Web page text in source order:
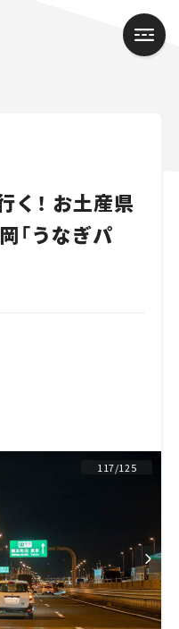
く！ お土産県
「うなぎパ
117/125